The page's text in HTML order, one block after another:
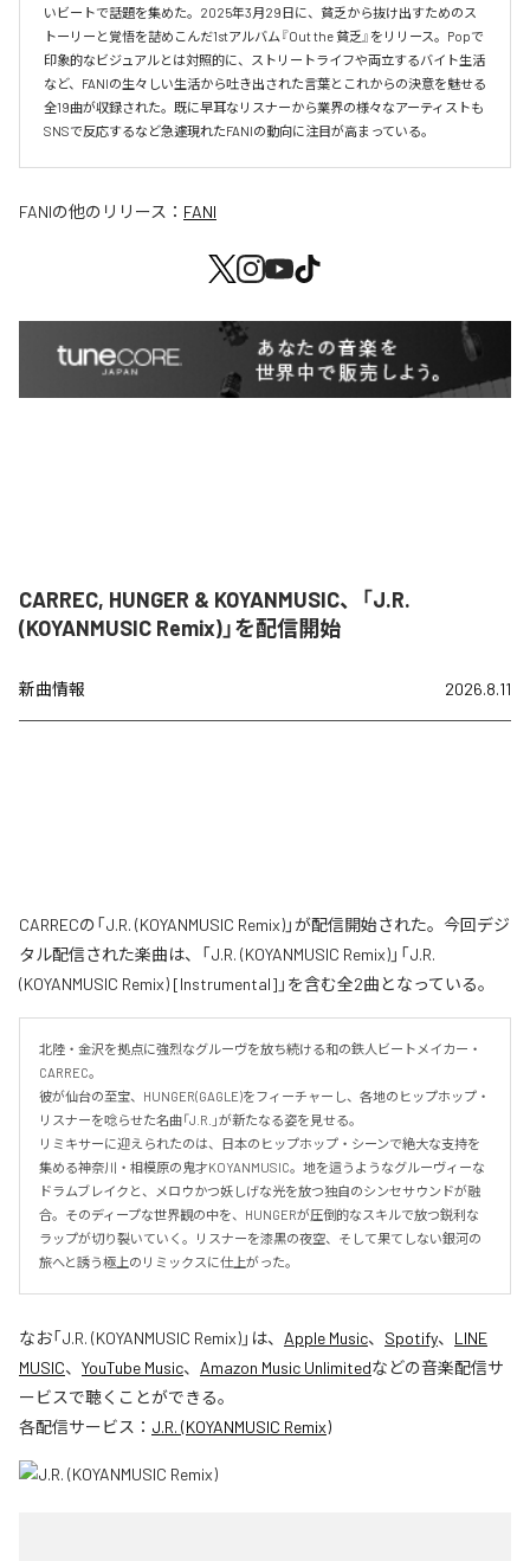
いビートで話題を集めた。2025年3月29日に、貧乏から抜け出すためのス
トーリーと覚悟を詰めこんだ1stアルバム『Out the 貧乏』をリリース。Popで
印象的なビジュアルとは対照的に、ストリートライフや両立するバイト生活
など、FANIの生々しい生活から吐き出された言葉とこれからの決意を魅せる
全19曲が収録された。既に早耳なリスナーから業界の様々なアーティストも
SNSで反応するなど急遽現れたFANIの動向に注目が高まっている。
FANIの他のリリース： FANI
CARREC, HUNGER & KOYANMUSIC、「J.R.
(KOYANMUSIC Remix)」を配信開始
新曲情報 2026.8.11
CARRECの「J.R. (KOYANMUSIC Remix)」が配信開始された。今回デジ
タル配信された楽曲は、「J.R. (KOYANMUSIC Remix)」「J.R.
(KOYANMUSIC Remix) [Instrumental]」を含む全2曲となっている。
北陸・金沢を拠点に強烈なグルーヴを放ち続ける和の鉄人ビートメイカー・
CARREC。
彼が仙台の至宝、HUNGER(GAGLE)をフィーチャーし、各地のヒップホップ・
リスナーを唸らせた名曲「J.R.」が新たなる姿を見せる。
リミキサーに迎えられたのは、日本のヒップホップ・シーンで絶大な支持を
集める神奈川・相模原の鬼才KOYANMUSIC。地を這うようなグルーヴィーな
ドラムブレイクと、メロウかつ妖しげな光を放つ独自のシンセサウンドが融
合。そのディープな世界観の中を、HUNGERが圧倒的なスキルで放つ鋭利な
ラップが切り裂いていく。リスナーを漆黒の夜空、そして果てしない銀河の
旅へと誘う極上のリミックスに仕上がった。
なお「J.R. (KOYANMUSIC Remix)」は、 Apple Music、 Spotify、 LINE
MUSIC、 YouTube Music、 Amazon Music Unlimitedなどの音楽配信サ
ービスで聴くことができる。
各配信サービス： J.R. (KOYANMUSIC Remix)